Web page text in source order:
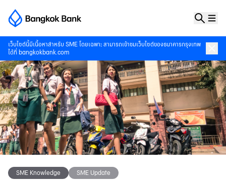
เว็บไซต์นี้มีเนื้อหาสำหรับ SME โดยเฉพาะ สามารถเข้าชมเว็บไซต์ของธนาคารกรุงเทพ
ได้ที่ bangkokbank.com
SME Knowledge SME Update